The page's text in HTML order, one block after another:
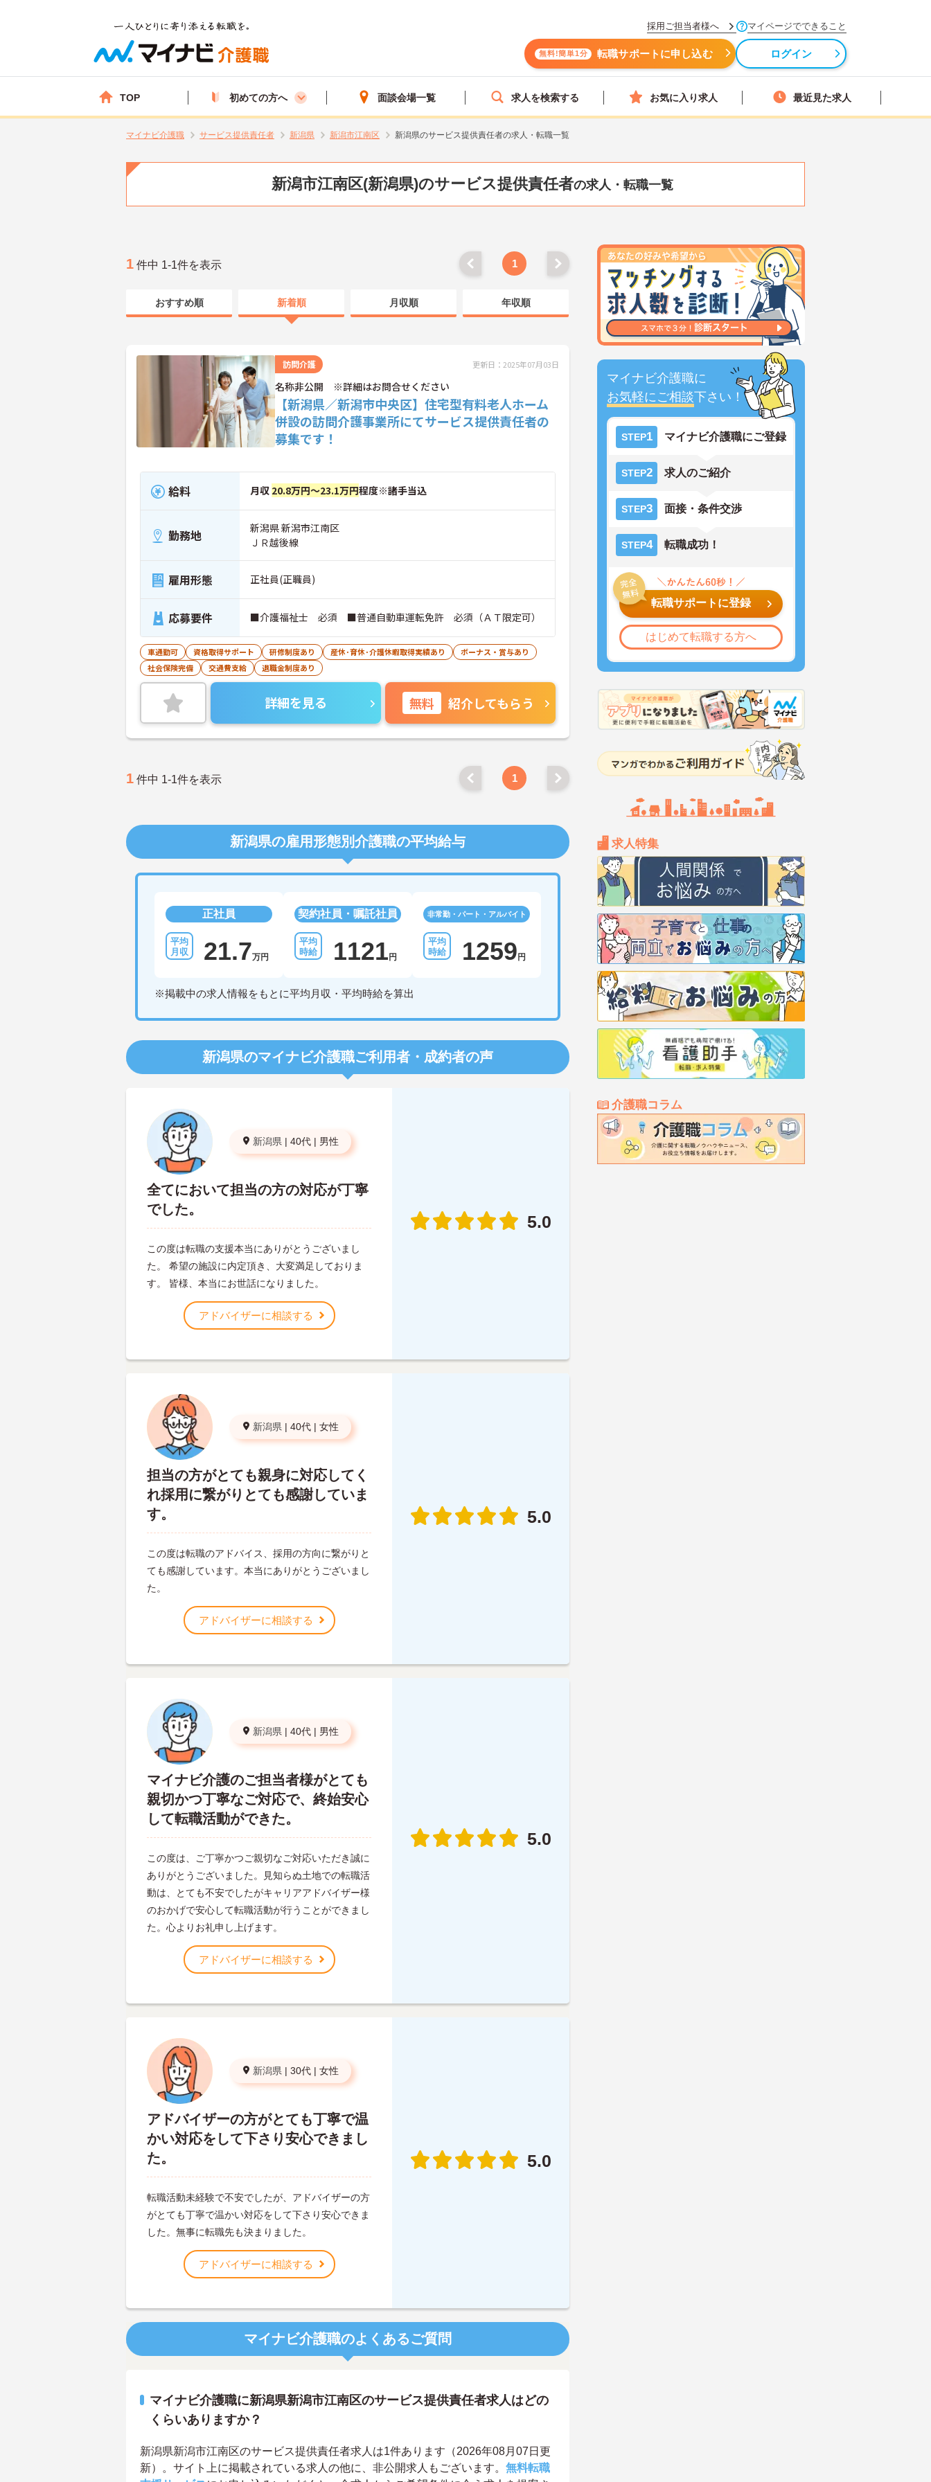
採用ご担当者様へ マイページでできること
無料!簡単1分 転職サポートに申し込む ログイン
TOP 初めての方へ 面談会場一覧 求人を検索する お気に入り求人 最近見た求人
マイナビ介護職 サービス提供責任者 新潟県 新潟市江南区 新潟県のサービス提供責任者の求人・転職一覧
新潟市江南区(新潟県)のサービス提供責任者の求人・転職一覧
マイナビ介護職に
お気軽にご相談下さい！
STEP1 マイナビ介護職にご登録
STEP2 求人のご紹介
STEP3 面接・条件交渉
STEP4 転職成功！
転職サポートに登録
はじめて転職する方へ
求人特集
介護職コラム
1 件中 1-1件を表示 1
おすすめ順 新着順 月収順 年収順
訪問介護 更新日：2025年07月03日
名称非公開 ※詳細はお問合せください
【新潟県／新潟市中央区】住宅型有料老人ホーム
併設の訪問介護事業所にてサービス提供責任者の
募集です！
給料 月収 20.8万円～23.1万円程度※諸手当込
勤務地
新潟県 新潟市江南区
ＪＲ越後線
雇用形態 正社員(正職員)
応募要件 ■介護福祉士 必須 ■普通自動車運転免許 必須（ＡＴ限定可）
車通勤可 資格取得サポート 研修制度あり 産休･育休･介護休暇取得実績あり
ボーナス・賞与あり
社会保険完備
交通費支給 退職金制度あり
詳細を見る 無料 紹介してもらう
1 件中 1-1件を表示 1
新潟県の雇用形態別介護職の平均給与
正社員
21.7万円
契約社員・嘱託社員
1121 円
非常勤・パート・アルバイト
1259 円
※掲載中の求人情報をもとに平均月収・平均時給を算出
新潟県のマイナビ介護職ご利用者・成約者の声
新潟県 | 40代 | 男性
全てにおいて担当の方の対応が丁寧
でした。
この度は転職の支援本当にありがとうございまし
た。 希望の施設に内定頂き、大変満足しておりま
す。 皆様、本当にお世話になりました。
アドバイザーに相談する
5.0
新潟県 | 40代 | 女性
担当の方がとても親身に対応してく
れ採用に繋がりとても感謝していま
す。
この度は転職のアドバイス、採用の方向に繋がりと
ても感謝しています。本当にありがとうございまし
た。
アドバイザーに相談する
5.0
新潟県 | 40代 | 男性
マイナビ介護のご担当者様がとても
親切かつ丁寧なご対応で、終始安心
して転職活動ができた。
この度は、ご丁寧かつご親切なご対応いただき誠に
ありがとうございました。見知らぬ土地での転職活
動は、とても不安でしたがキャリアアドバイザー様
のおかげで安心して転職活動が行うことができまし
た。心よりお礼申し上げます。
アドバイザーに相談する
5.0
新潟県 | 30代 | 女性
アドバイザーの方がとても丁寧で温
かい対応をして下さり安心できまし
た。
転職活動未経験で不安でしたが、アドバイザーの方
がとても丁寧で温かい対応をして下さり安心できま
した。無事に転職先も決まりました。
アドバイザーに相談する
5.0
マイナビ介護職のよくあるご質問
マイナビ介護職に新潟県新潟市江南区のサービス提供責任者求人はどの
くらいありますか？
新潟県新潟市江南区のサービス提供責任者求人は1件あります（2026年08月07日更
新）。サイト上に掲載されている求人の他に、非公開求人もございます。 無料転職